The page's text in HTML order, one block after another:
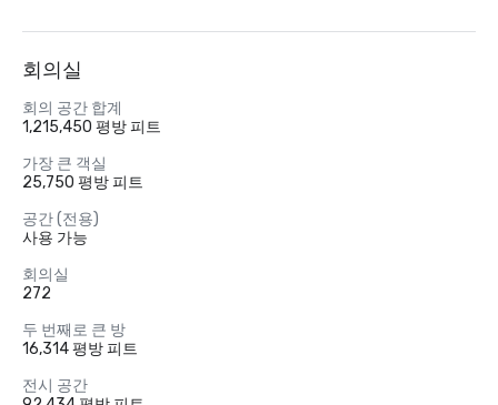
회의실
회의 공간 합계
1,215,450 평방 피트
가장 큰 객실
25,750 평방 피트
공간 (전용)
사용 가능
회의실
272
두 번째로 큰 방
16,314 평방 피트
전시 공간